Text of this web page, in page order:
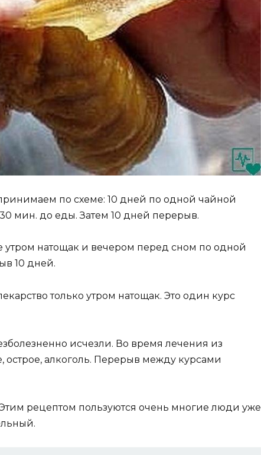
по схеме: 10 дней по одной чайной
мин. до еды. Затем 10 дней перерыв.
натощак и вечером перед сном по одной
10 дней.
только утром натощак. Это один курс
исчезли. Во время лечения из
острое, алкоголь. Перерыв между курсами
рецептом пользуются очень многие люди уже